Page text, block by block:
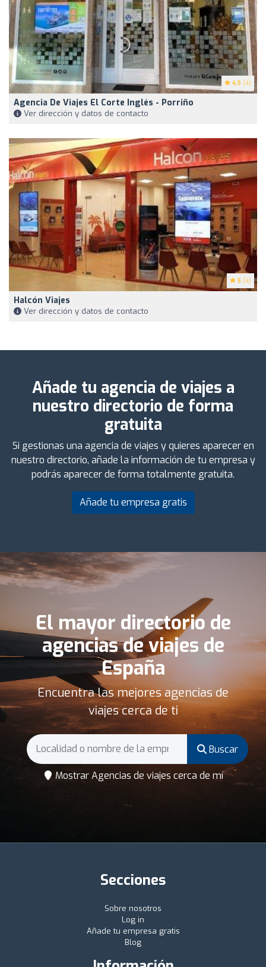
4.5 (4)
Agencia De Viajes El Corte Inglés - Porriño
Ver dirección y datos de contacto
5 (4)
Halcón Viajes
Ver dirección y datos de contacto
Añade tu agencia de viajes a
nuestro directorio de forma
gratuita
Si gestionas una agencia de viajes y quieres aparecer en
nuestro directorio, añade la información de tu empresa y
podrás aparecer de forma totalmente gratuita.
Añade tu empresa gratis
El mayor directorio de
agencias de viajes de
España
Encuentra las mejores agencias de
viajes cerca de ti
Buscar
Mostrar Agencias de viajes cerca de mí
Secciones
Sobre nosotros
Log in
Añade tu empresa gratis
Blog